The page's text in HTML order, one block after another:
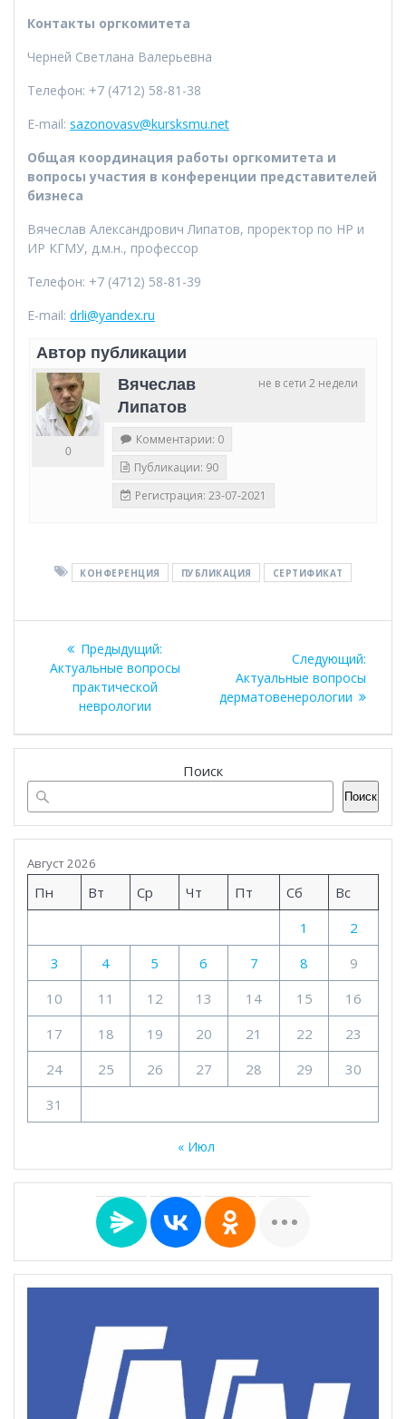
Контакты оргкомитета
Черней Светлана Валерьевна
Телефон: +7 (4712) 58-81-38
E-mail: sazonovasv@kursksmu.net
Общая координация работы оргкомитета и
вопросы участия в конференции представителей
бизнеса
Вячеслав Александрович Липатов, проректор по НР и
ИР КГМУ, д.м.н., профессор
Телефон: +7 (4712) 58-81-39
E-mail: drli@yandex.ru
Автор публикации
не в сети 2 недели
Вячеслав
Липатов
0
Комментарии: 0
Публикации: 90
Регистрация: 23-07-2021
КОНФЕРЕНЦИЯ ПУБЛИКАЦИЯ СЕРТИФИКАТ
Навигация
по
записям
Предыдущий:
запись:
Актуальные вопросы
практической
неврологии
Следующий:
Актуальные вопросы
дерматовенерологии
Поиск
Поиск
Август 2026
Пн Вт Ср Чт Пт Сб
Вс
1
2
3
4 5 6 7 8
9
10
11 12 13 14 15
16
17
18 19 20 21 22
23
24
25 26 27 28 29
30
31
« Июл